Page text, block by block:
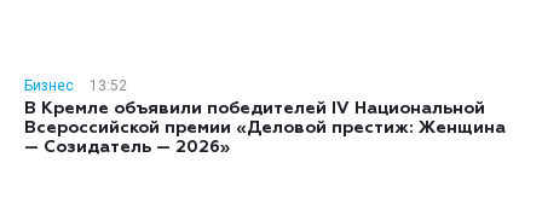
Бизнес
13:52
В Кремле объявили победителей IV Национальной
Всероссийской премии «Деловой престиж: Женщина
— Созидатель — 2026»